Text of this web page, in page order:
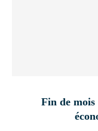
Fin de